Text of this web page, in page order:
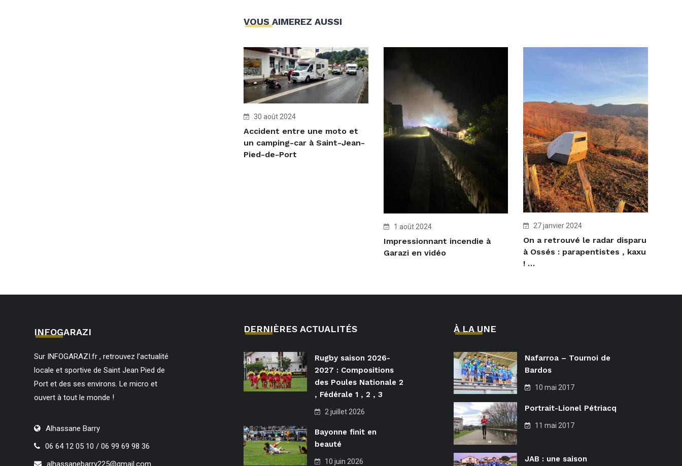
VOUS AIMEREZ AUSSI
30 août 2024
Accident entre une moto et
un camping-car à Saint-Jean-
Pied-de-Port
1 août 2024
Impressionnant incendie à
Garazi en vidéo
27 janvier 2024
On a retrouvé le radar disparu
à Ossés : parapentistes , kaxu
! …
INFOGARAZI
Sur INFOGARAZI.fr , retrouvez l’actualité
locale et sportive de Saint Jean Pied de
Port et des ses environs. Le micro et
ouvert à tout le monde !
Alhassane Barry
06 64 12 05 10 / 06 99 69 98 36
alhassanebarry225@gmail.com
DERNIÈRES ACTUALITÉS
Rugby saison 2026-
2027 : Compositions
des Poules Nationale 2
, Fédérale 1 , 2 , 3
2 juillet 2026
Bayonne finit en
beauté
10 juin 2026
À LA UNE
Nafarroa – Tournoi de
Bardos
10 mai 2017
Portrait-Lionel Pétriacq
11 mai 2017
JAB : une saison